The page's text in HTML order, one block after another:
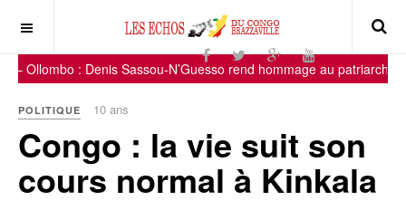
Ollombo : Denis Sassou-N’Guesso rend hommage au patriarche
POLITIQUE 10 ans
Congo : la vie suit son
cours normal à Kinkala